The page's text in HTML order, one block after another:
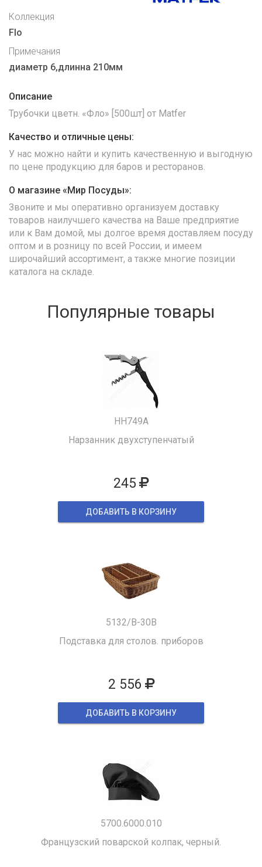
Коллекция
Flo
Примечания
диаметр 6,длинна 210мм
Описание
Трубочки цветн. «Фло» [500шт] от Matfer
Качество и отличные цены:
У нас можно найти и купить качественную и выгодную
по цене продукцию для баров и ресторанов.
О магазине «Мир Посуды»:
Звоните и мы оперативно организуем доставку
товаров наилучшего качества на Ваше предприятие
или к Вам домой, мы долгое время доставляем посуду
оптом и в розницу по всей России, и имеем
широчайший ассортимент, а также многие позиции
каталога на складе.
Популярные товары
HH749A
Нарзанник двухступенчатый
245
ДОБАВИТЬ В КОРЗИНУ
5132/B-30B
Подставка для столов. приборов
2 556
ДОБАВИТЬ В КОРЗИНУ
5700.6000.010
Французский поварской колпак, черный.